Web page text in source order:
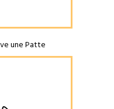
une Patte